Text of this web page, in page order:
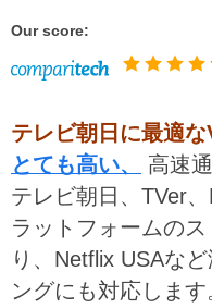
Our score:
テレビ朝日に最適な
とても高い、
高速
テレビ朝日、TVer
ラットフォームの
り、Netflix USAな
ングにも対応しま